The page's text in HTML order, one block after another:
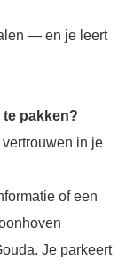
— en je leert
te pakken?
in je
of een
Je parkeert